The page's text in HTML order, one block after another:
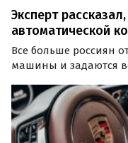
Эксперт
автоматической
Все больше россиян
машины и задаются
кстати будет совет
поломок коробку
дорогостоящих…